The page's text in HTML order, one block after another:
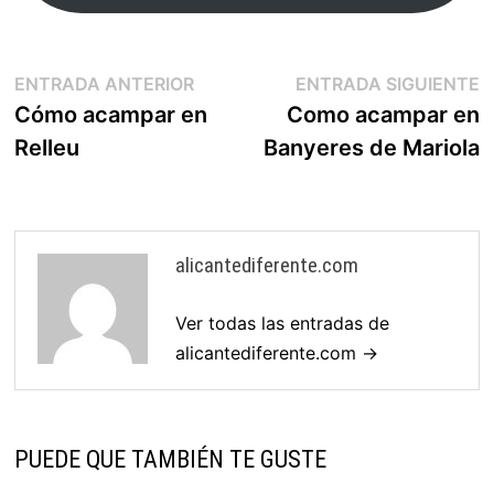
Navegación
de
ENTRADA ANTERIOREntrada
anterior:
Cómo acampar en
Relleu
ENTRADA SIGUIENTE
Como acampar en
Banyeres de Mariola
alicantediferente.com
Ver todas las entradas de
alicantediferente.com →
PUEDE QUE TAMBIÉN TE GUSTE